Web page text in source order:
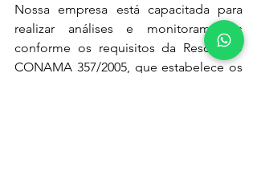
Nossa empresa está capacitada para
realizar análises e monitoramentos
conforme os requisitos da Resolução
CONAMA 357/2005, que estabelece os